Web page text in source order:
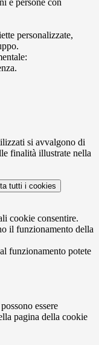
e persone con
personalizzate,
si avvalgono di
finalità illustrate nella
tutti i cookies
cookie consentire.
il funzionamento della
funzionamento potete
essere
pagina della cookie